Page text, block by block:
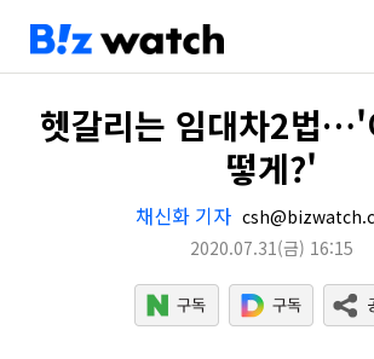
헷갈리는 임대차2법…'
떻게?'
채신화 기자
2020.07.31(금) 16:15